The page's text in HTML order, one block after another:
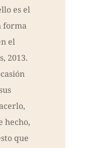
es el
forma
el
2013.
hecho,
que